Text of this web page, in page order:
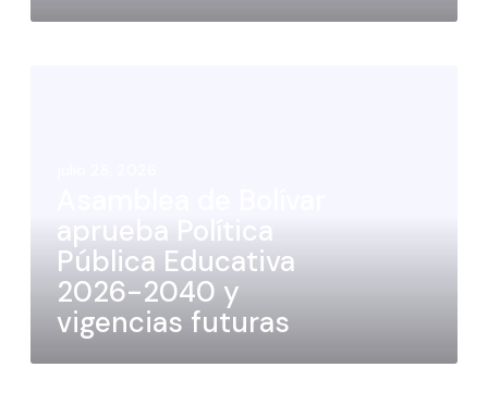
aprueba Política
Pública Educativa
2026-2040 y
vigencias futuras